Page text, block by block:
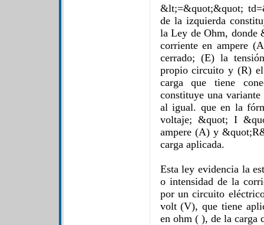
&lt;=&quot;&quot;
de la izquierda
la Ley de Ohm, donde
corriente en ampere
cerrado; (E) la
propio circuito y (R)
carga que tiene
constituye una
al igual. que en la
voltaje; &quot; I
ampere (A) y
carga aplicada.
Esta ley evidencia la
o intensidad de la
por un circuito
volt (V), que tiene
en ohm ( ), de la carga